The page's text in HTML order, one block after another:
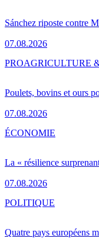
Sánchez riposte contre
07.08.2026
Poulets, bovins et ours
07.08.2026
PROAGRICULTURE
La « résilience
07.08.2026
ÉCONOMIE
Quatre pays européens
POLITIQUE